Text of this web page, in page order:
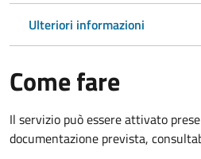
Ulteriori informazioni
Come fare
Il servizio può essere attivato
documentazione prevista,